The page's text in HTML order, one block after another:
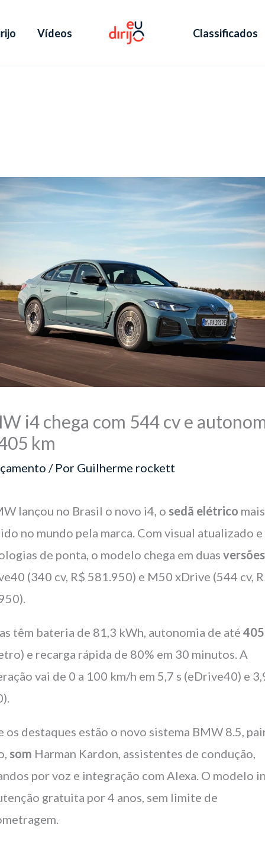
Vídeos Classificados
i4 chega com 544 cv e
km
/ Por Guilherme rockett
lançou no Brasil o novo i4, o sedã elétrico mais
no mundo pela marca. Com visual atualizado e
de ponta, o modelo chega em duasversões
(340 cv, R$ 581.950) e M50 xDrive (544 cv,
têm bateria de 81,3 kWh, autonomia de até
e recarga rápida de 80% em 30 minutos. A
vai de 0 a 100 km/h em 5,7 s (eDrive40) e
os destaques estão o novo sistema BMW 8.5,
som Harman Kardon, assistentes de condução,
por voz e integração com Alexa. O modelo
gratuita por 4 anos, sem limite de